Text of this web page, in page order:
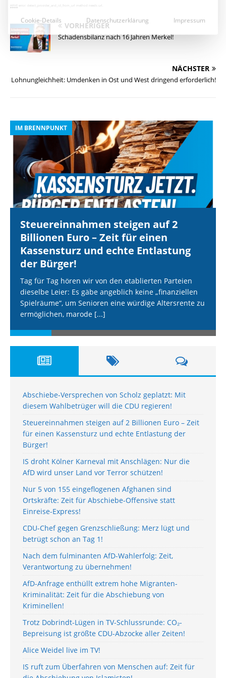
ARVE error: detect_provider_and_id_from_url method needs url.
VORHERIGER
Schadensbilanz nach 16 Jahren Merkel!
NÄCHSTER
Lohnungleichheit: Umdenken in Ost und West dringend erforderlich!
IM BRENNPUNKT
Steuereinnahmen steigen auf 2
Billionen Euro – Zeit für einen
Kassensturz und echte Entlastung
der Bürger!
Tag für Tag hören wir von den etablierten Parteien
dieselbe Leier: Es gäbe angeblich keine „finanziellen
Spielräume“, um Senioren eine würdige Altersrente zu
ermöglichen, marode [...]
Abschiebe-Versprechen von Scholz geplatzt: Mit
diesem Wahlbetrüger will die CDU regieren!
Steuereinnahmen steigen auf 2 Billionen Euro – Zeit
für einen Kassensturz und echte Entlastung der
Bürger!
IS droht Kölner Karneval mit Anschlägen: Nur die
AfD wird unser Land vor Terror schützen!
Nur 5 von 155 eingeflogenen Afghanen sind
Ortskräfte: Zeit für Abschiebe-Offensive statt
Einreise-Express!
CDU-Chef gegen Grenzschließung: Merz lügt und
betrügt schon an Tag 1!
Nach dem fulminanten AfD-Wahlerfolg: Zeit,
Verantwortung zu übernehmen!
AfD-Anfrage enthüllt extrem hohe Migranten-
Kriminalität: Zeit für die Abschiebung von
Kriminellen!
Trotz Dobrindt-Lügen in TV-Schlussrunde: CO₂-
Bepreisung ist größte CDU-Abzocke aller Zeiten!
Alice Weidel live im TV!
IS ruft zum Überfahren von Menschen auf: Zeit für